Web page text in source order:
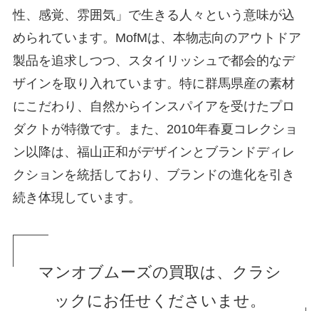
性、感覚、雰囲気」で生きる人々という意味が込
められています。MofMは、本物志向のアウトドア
製品を追求しつつ、スタイリッシュで都会的なデ
ザインを取り入れています。特に群馬県産の素材
にこだわり、自然からインスパイアを受けたプロ
ダクトが特徴です。また、2010年春夏コレクショ
ン以降は、福山正和がデザインとブランドディレ
クションを統括しており、ブランドの進化を引き
続き体現しています。
マンオブムーズの買取は、クラシ
ックにお任せくださいませ。